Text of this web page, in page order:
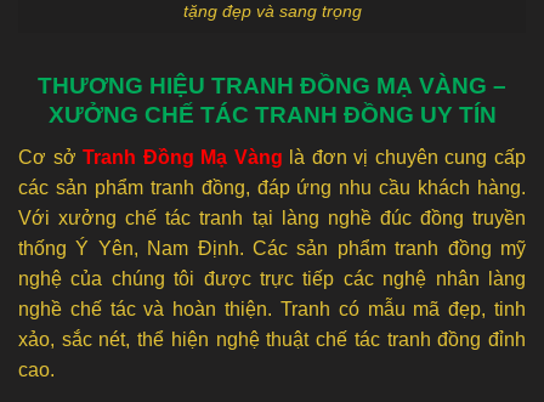
tặng đẹp và sang trọng
THƯƠNG HIỆU TRANH ĐỒNG MẠ VÀNG –
XƯỞNG CHẾ TÁC TRANH ĐỒNG UY TÍN
Cơ sởTranh Đồng Mạ Vàng là đơn vị chuyên cung cấp
các sản phẩm tranh đồng, đáp ứng nhu cầu khách hàng.
Với xưởng chế tác tranh tại làng nghề đúc đồng truyền
thống Ý Yên, Nam Định. Các sản phẩm tranh đồng mỹ
nghệ của chúng tôi được trực tiếp các nghệ nhân làng
nghề chế tác và hoàn thiện. Tranh có mẫu mã đẹp, tinh
xảo, sắc nét, thể hiện nghệ thuật chế tác tranh đồng đỉnh
cao.